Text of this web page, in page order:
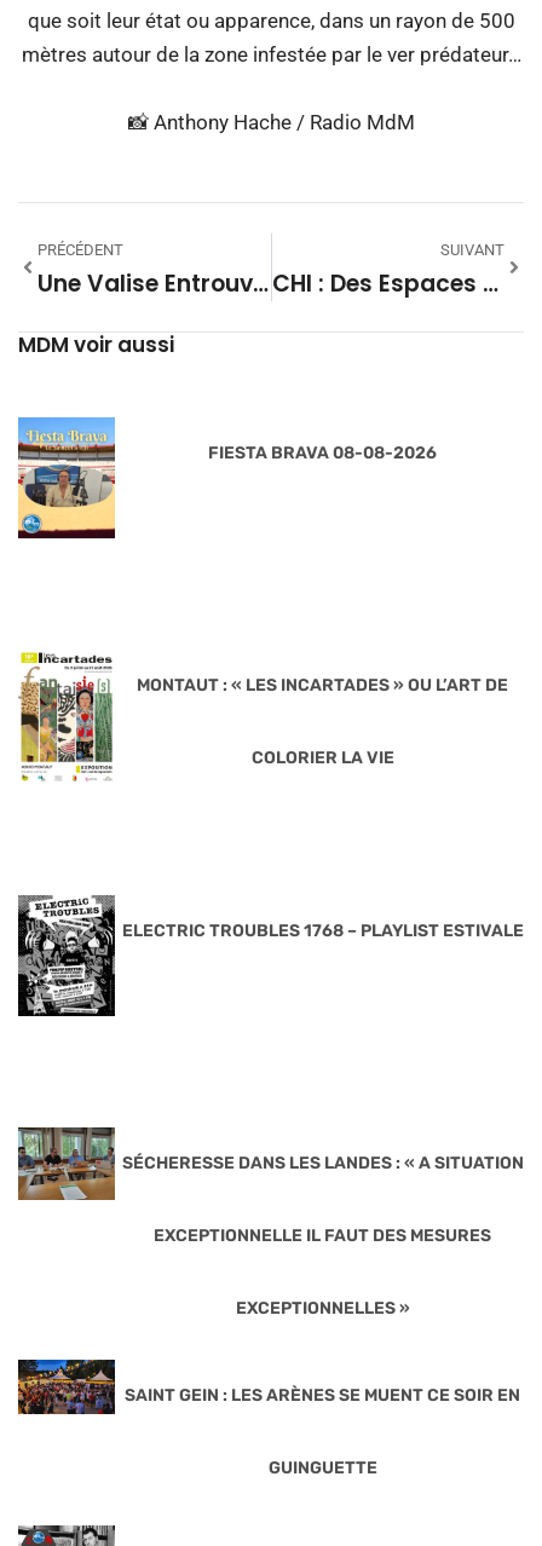
que soit leur état ou apparence, dans un rayon de 500
mètres autour de la zone infestée par le ver prédateur…
📸 Anthony Hache / Radio MdM
PRÉCÉDENT
Une Valise Entrouverte, Des Trésors Photographiques Sous-Marins, Exposition À La Galerie J À Doazit
SUIVANT
CHI : Des Espaces Fumeurs À L’écart Des Bâtiments
MDM voir aussi
FIESTA BRAVA 08-08-2026
MONTAUT : « LES INCARTADES » OU L’ART DE
COLORIER LA VIE
ELECTRIC TROUBLES 1768 – PLAYLIST ESTIVALE
SÉCHERESSE DANS LES LANDES : « A SITUATION
EXCEPTIONNELLE IL FAUT DES MESURES
EXCEPTIONNELLES »
SAINT GEIN : LES ARÈNES SE MUENT CE SOIR EN
GUINGUETTE